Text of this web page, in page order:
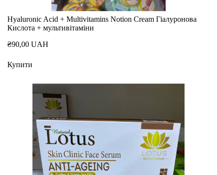
Hyaluronic Acid + Multivitamins Notion Cream Гіалуронова
Кислота + мультивітаміни
₴90,00 UAH
Купити